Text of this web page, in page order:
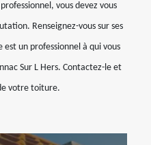
vous devez vous
Renseignez-vous sur ses
un professionnel à qui vous
Sur L Hers. Contactez-le et
votre toiture.